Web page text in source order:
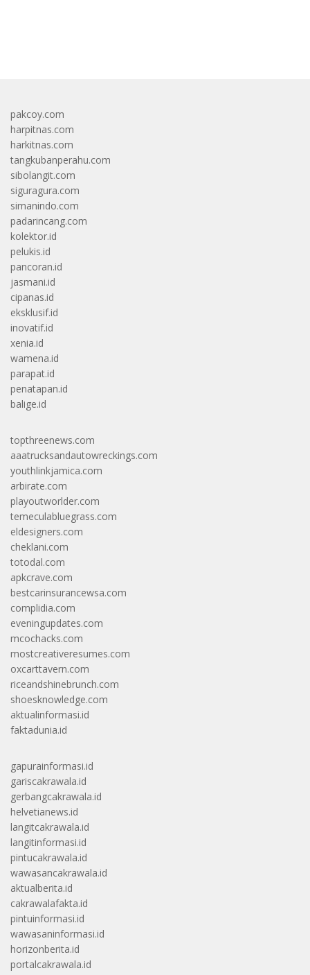
pakcoy.com
harpitnas.com
harkitnas.com
tangkubanperahu.com
sibolangit.com
siguragura.com
simanindo.com
padarincang.com
kolektor.id
pelukis.id
pancoran.id
jasmani.id
cipanas.id
eksklusif.id
inovatif.id
xenia.id
wamena.id
parapat.id
penatapan.id
balige.id
topthreenews.com
aaatrucksandautowreckings.com
youthlinkjamica.com
arbirate.com
playoutworlder.com
temeculabluegrass.com
eldesigners.com
cheklani.com
totodal.com
apkcrave.com
bestcarinsurancewsa.com
complidia.com
eveningupdates.com
mcochacks.com
mostcreativeresumes.com
oxcarttavern.com
riceandshinebrunch.com
shoesknowledge.com
aktualinformasi.id
faktadunia.id
gapurainformasi.id
gariscakrawala.id
gerbangcakrawala.id
helvetianews.id
langitcakrawala.id
langitinformasi.id
pintucakrawala.id
wawasancakrawala.id
aktualberita.id
cakrawalafakta.id
pintuinformasi.id
wawasaninformasi.id
horizonberita.id
portalcakrawala.id